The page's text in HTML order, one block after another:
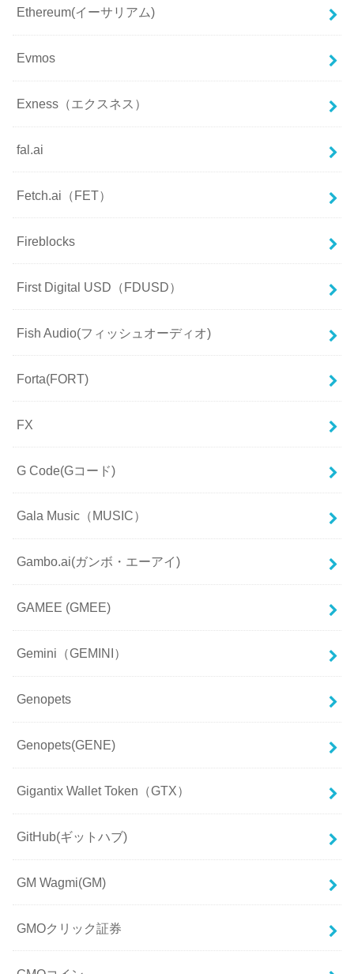
Ethereum(イーサリアム)
Evmos
Exness（エクスネス）
fal.ai
Fetch.ai（FET）
Fireblocks
First Digital USD（FDUSD）
Fish Audio(フィッシュオーディオ)
Forta(FORT)
FX
G Code(Gコード)
Gala Music（MUSIC）
Gambo.ai(ガンボ・エーアイ)
GAMEE (GMEE)
Gemini（GEMINI）
Genopets
Genopets(GENE)
Gigantix Wallet Token（GTX）
GitHub(ギットハブ)
GM Wagmi(GM)
GMOクリック証券